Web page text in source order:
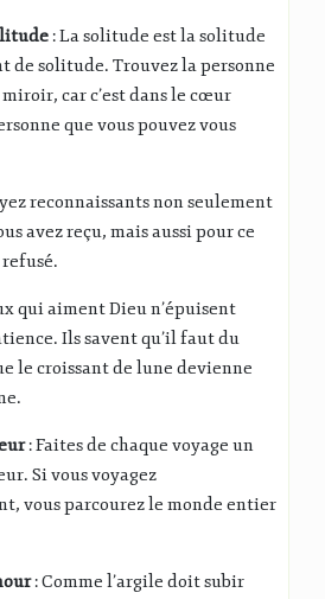
: La solitude est la solitude
de solitude. Trouvez la personne
car c’est dans le cœur
que vous pouvez vous
reconnaissants non seulement
avez reçu, mais aussi pour ce
qui aiment Dieu n’épuisent
Ils savent qu’il faut du
le croissant de lune devienne
: Faites de chaque voyage un
Si vous voyagez
vous parcourez le monde entier
: Comme l’argile doit subir